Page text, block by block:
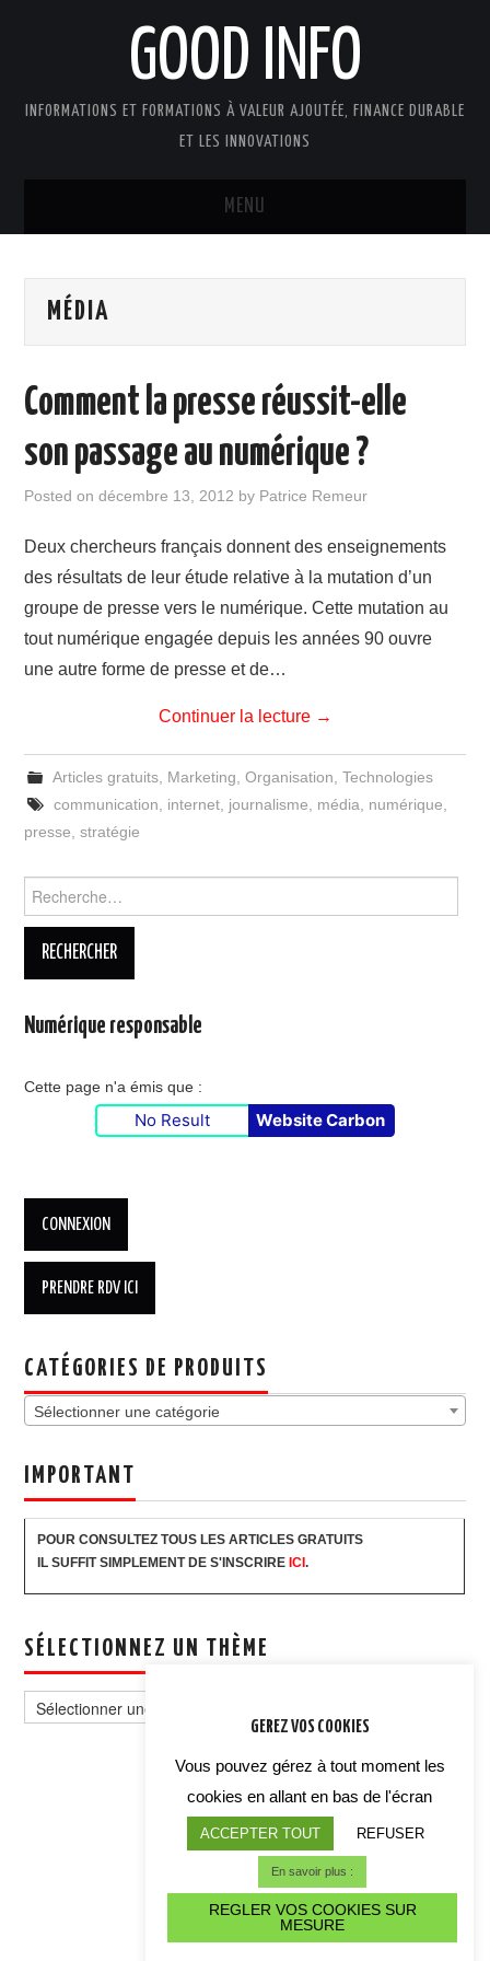
GOOD INFO
INFORMATIONS ET FORMATIONS À VALEUR AJOUTÉE, FINANCE DURABLE
ET LES INNOVATIONS
MENU
GOOD INFO DANS LA PRESSE
MÉDIA
Comment la presse réussit-elle
son passage au numérique ?
Posted ondécembre 13, 2012 by Patrice Remeur
Deux chercheurs français donnent des enseignements
des résultats de leur étude relative à la mutation d’un
groupe de presse vers le numérique. Cette mutation au
tout numérique engagée depuis les années 90 ouvre
une autre forme de presse et de…
Continuer la lecture →
Articles gratuits, Marketing Organisation Technologies
communication
internet, journalisme média numérique
presse ,stratégie
Numérique responsable
Cette page n'a émis que :
No Result Website Carbon
CATÉGORIES DE PRODUITS
Sélectionner une catégorie
IMPORTANT
POUR CONSULTEZ TOUS LES ARTICLES GRATUITS
IL SUFFIT SIMPLEMENT DE S'INSCRIRE ICI.
SÉLECTIONNEZ UN THÈME
un
thème
ALERTE CYBER CRISE
GEREZ VOS COOKIES
Vous pouvez gérez à tout moment les
cookies en allant en bas de l'écran
ACCEPTER TOUT REFUSER
En savoir plus :
REGLER VOS COOKIES SUR
MESURE